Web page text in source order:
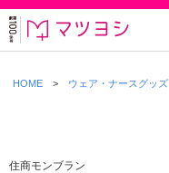
HOME ウェア・ナースグッズ
住商モンブラン